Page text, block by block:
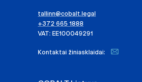
tallinn@cobalt.legal
+372 665 1888
VAT: EE100049291
Kontaktai žiniasklaidai: